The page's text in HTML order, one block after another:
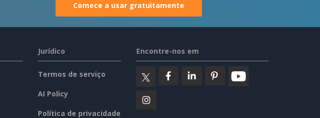
Comece a usar gratuitamente
Jurídico
Termos de serviço
AI Policy
Política de privacidade
Encontre-nos em